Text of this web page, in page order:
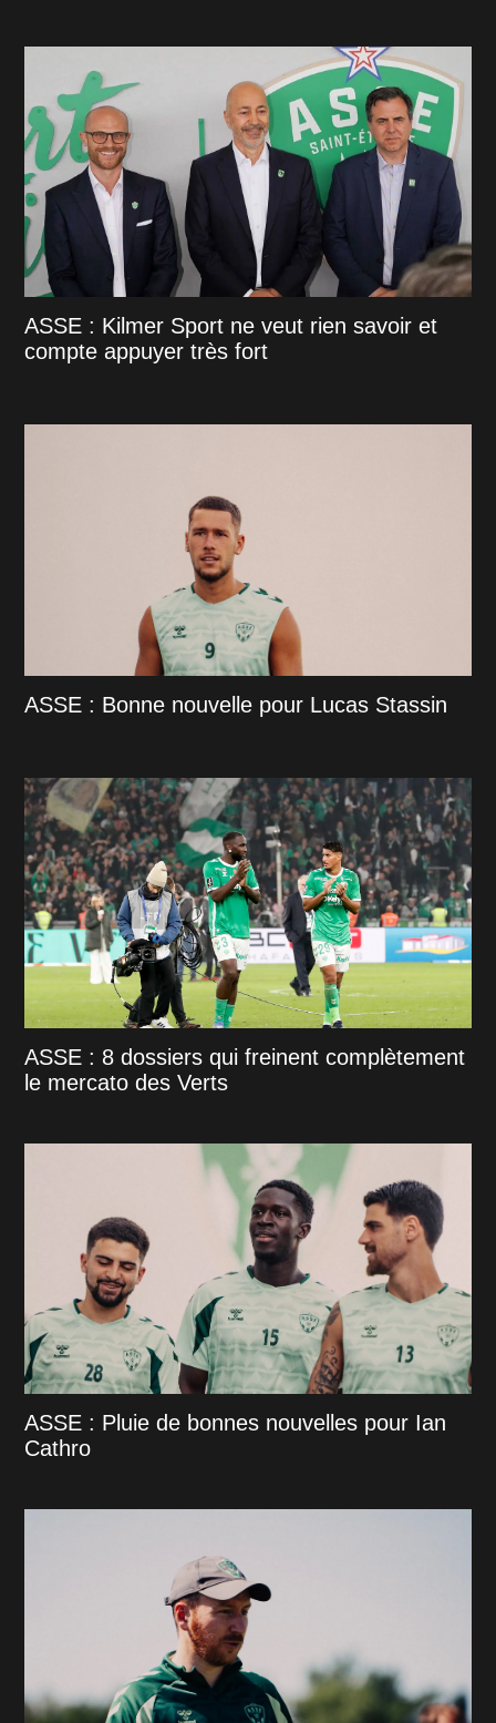
ASSE : Kilmer Sport ne veut rien savoir et
compte appuyer très fort
ASSE : Bonne nouvelle pour Lucas Stassin
ASSE : 8 dossiers qui freinent complètement
le mercato des Verts
ASSE : Pluie de bonnes nouvelles pour Ian
Cathro